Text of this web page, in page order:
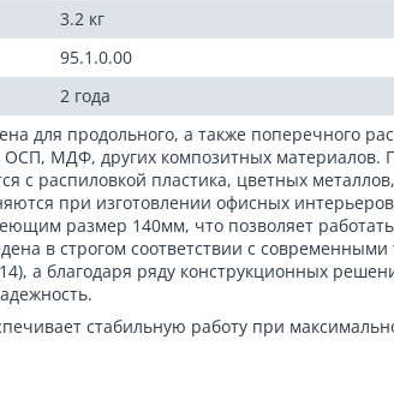
3.2 кг
95.1.0.00
2 года
для продольного, а также поперечного
МДФ, других композитных материалов.
с распиловкой пластика, цветных
при изготовлении офисных
размер 140мм, что позволяет
в строгом соответствии с
а благодаря ряду конструкционных
стабильную работу при